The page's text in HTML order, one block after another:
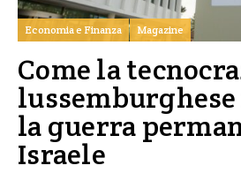
Economia e Finanza Magazine
Come la
la guerra
Israele